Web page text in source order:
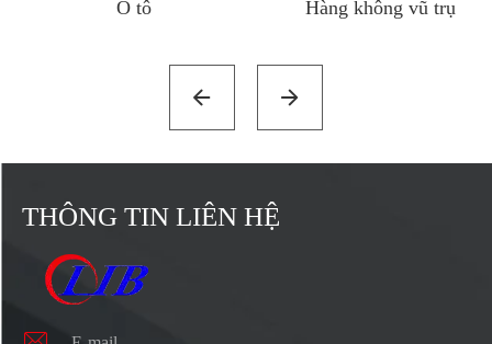
Ô tô Hàng không vũ trụ
 
THÔNG TIN LIÊN HỆ